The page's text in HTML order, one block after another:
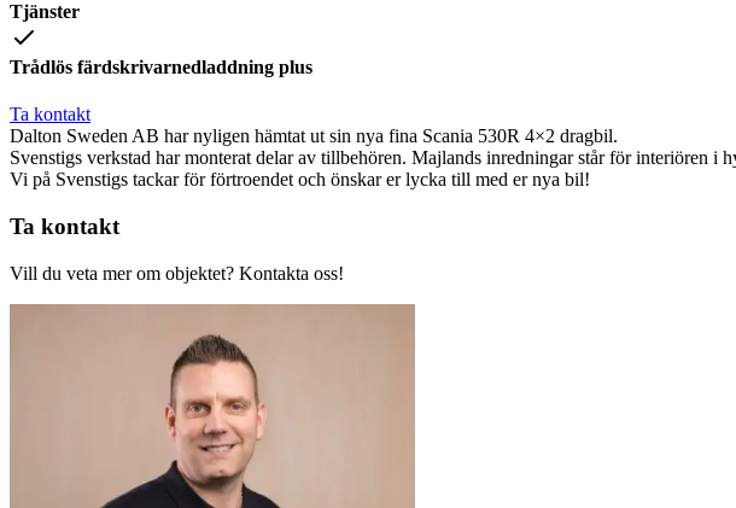
Tjänster
Trådlös färdskrivarnedladdning plus
Ta kontakt
Dalton Sweden AB har nyligen hämtat ut sin nya fina Scania 530R 4×2 dragbil.
Svenstigs verkstad har monterat delar av tillbehören. Majlands inredningar står för interiören i
Vi på Svenstigs tackar för förtroendet och önskar er lycka till med er nya bil!
Ta kontakt
Vill du veta mer om objektet? Kontakta oss!